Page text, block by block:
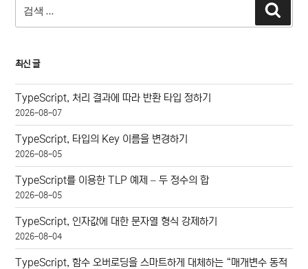
매
김
색:
색
최신 글
TypeScript, 처리 결과에 따라 반환 타입 정하기
2026-08-07
TypeScript, 타입의 Key 이름을 변경하기
2026-08-05
TypeScript를 이용한 TLP 예제 – 두 정수의 합
2026-08-05
TypeScript, 인자값에 대한 문자열 형식 강제하기
2026-08-04
TypeScript, 함수 오버로딩을 스마트하게 대체하는 “매개변수 동적